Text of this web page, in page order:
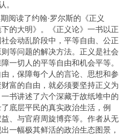
。
阅读了约翰·罗尔斯的《正义
的大明》。《正义论》一书以正
会动乱阶段中，平等自由、公正
等问题的解决方法。正义是社会
一切人的平等自由和机会平等。
，保障每个人的言论、思想和参
富的自由，就必须要坚持正义为
书讲述了六个深藏于故纸堆中的
底层平民的真实政治生活，例
、与官府周旋博弈等。作者从无
一幅极其鲜活的政治生态图景，